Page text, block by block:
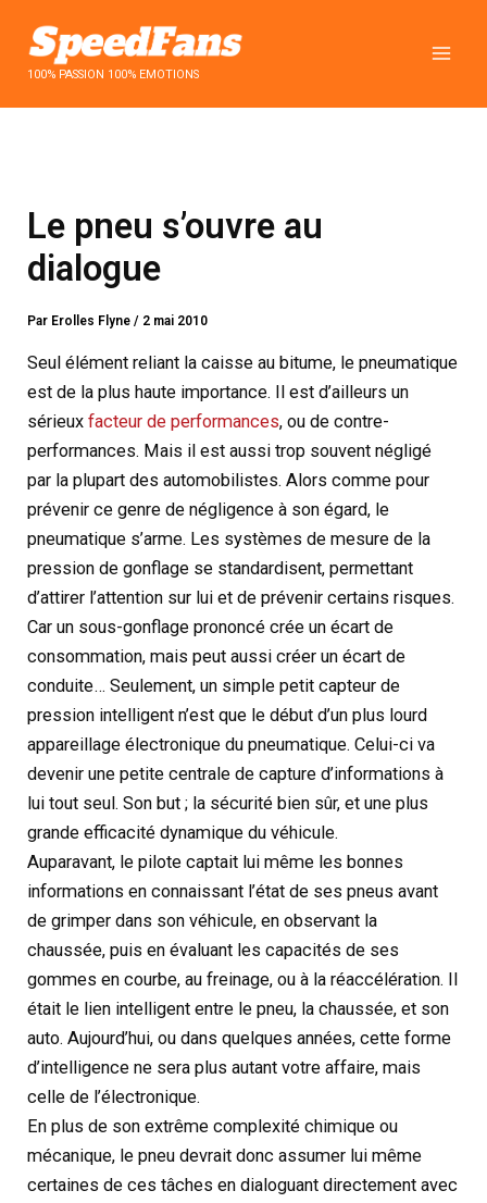
contenu100% PASSION 100% EMOTIONS
Le pneu s’ouvre au
dialogue
Par Erolles Flyne/ 2 mai 2010
Seul élément reliant la caisse au bitume, le pneumatique
est de la plus haute importance. Il est d’ailleurs un
sérieuxfacteur de performances, ou de contre-
performances. Mais il est aussi trop souvent négligé
par la plupart des automobilistes. Alors comme pour
prévenir ce genre de négligence à son égard, le
pneumatique s’arme. Les systèmes de mesure de la
pression de gonflage se standardisent, permettant
d’attirer l’attention sur lui et de prévenir certains risques.
Car un sous-gonflage prononcé crée un écart de
consommation, mais peut aussi créer un écart de
conduite… Seulement, un simple petit capteur de
pression intelligent n’est que le début d’un plus lourd
appareillage électronique du pneumatique. Celui-ci va
devenir une petite centrale de capture d’informations à
lui tout seul. Son but ; la sécurité bien sûr, et une plus
grande efficacité dynamique du véhicule.
Auparavant, le pilote captait lui même les bonnes
informations en connaissant l’état de ses pneus avant
de grimper dans son véhicule, en observant la
chaussée, puis en évaluant les capacités de ses
gommes en courbe, au freinage, ou à la réaccélération. Il
était le lien intelligent entre le pneu, la chaussée, et son
auto. Aujourd’hui, ou dans quelques années, cette forme
d’intelligence ne sera plus autant votre affaire, mais
celle de l’électronique.
En plus de son extrême complexité chimique ou
mécanique, le pneu devrait donc assumer lui même
certaines de ces tâches en dialoguant directement avec